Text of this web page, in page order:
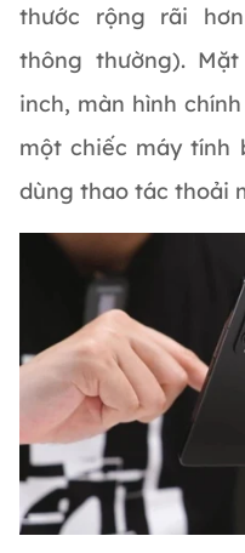
thước rộng rãi
thông thường).
inch, màn hình
một chiếc máy tính
dùng thao tác thoải